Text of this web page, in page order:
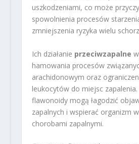
uszkodzeniami, co może
spowolnienia procesów
zmniejszenia ryzyka wielu
Ich działanie przeciwzapalne
hamowania procesów
arachidonowym oraz
leukocytów do miejsc
flawonoidy mogą łagodzić
zapalnych i wspierać organizm
chorobami zapalnymi.